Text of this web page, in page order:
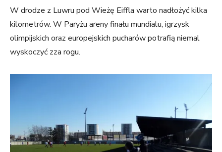
W drodze z Luwru pod Wieżę Eiffla warto nadłożyć kilka
kilometrów. W Paryżu areny finału mundialu, igrzysk
olimpijskich oraz europejskich pucharów potrafią niemal
wyskoczyć zza rogu.